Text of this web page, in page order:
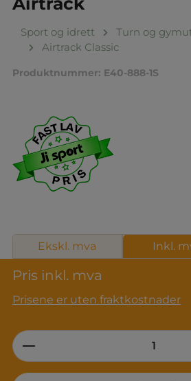
Sport og idrett Turn og
Airtrack Classic
Produktnummer: E40-888-1S
Pris inkl. mva
Prisene er uten fraktkostnader
Ekskl. mva Inkl.
Product Quantity: